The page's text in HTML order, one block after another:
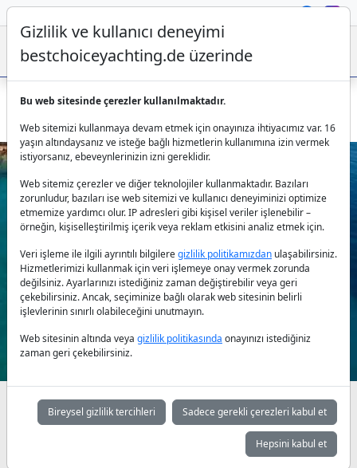
Yunanistan yat kiralama – 86 ft Miraval Atina çıkışlı
Previous
Müsaitlik durumuna göre günlük fiyatlar
Temmuz
6,000 €
Gizlilik ve kullanıcı deneyimi
bestchoiceyachting.de üzerinde
Bu web sitesinde çerezler kullanılmaktadır.
Web sitemizi kullanmaya devam etmek için onayınıza ihtiyacımız var. 16
yaşın altındaysanız ve isteğe bağlı hizmetlerin kullanımına izin vermek
istiyorsanız, ebeveynlerinizin izni gereklidir.
Web sitemiz çerezler ve diğer teknolojiler kullanmaktadır. Bazıları
zorunludur, bazıları ise web sitemizi ve kullanıcı deneyiminizi optimize
etmemize yardımcı olur. IP adresleri gibi kişisel veriler işlenebilir –
örneğin, kişiselleştirilmiş içerik veya reklam etkisini analiz etmek için.
Veri işleme ile ilgili ayrıntılı bilgileregizlilik politikamızdan ulaşabilirsiniz.
Hizmetlerimizi kullanmak için veri işlemeye onay vermek zorunda
değilsiniz. Ayarlarınızı istediğiniz zaman değiştirebilir veya geri
çekebilirsiniz. Ancak, seçiminize bağlı olarak web sitesinin belirli
işlevlerinin sınırlı olabileceğini unutmayın.
Web sitesinin altında veya gizlilik politikasında onayınızı istediğiniz
zaman geri çekebilirsiniz.
Bireysel gizlilik tercihleri Sadece gerekli çerezleri kabul et
Hepsini kabul et